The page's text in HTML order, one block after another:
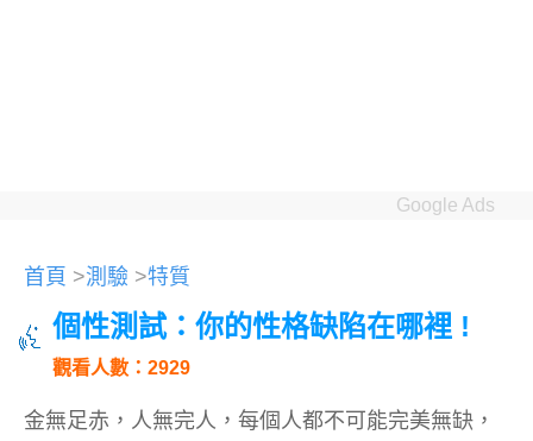
Google Ads
首頁 >測驗 >特質
個性測試：你的性格缺陷在哪裡 !
觀看人數：2929
金無足赤，人無完人，每個人都不可能完美無缺，